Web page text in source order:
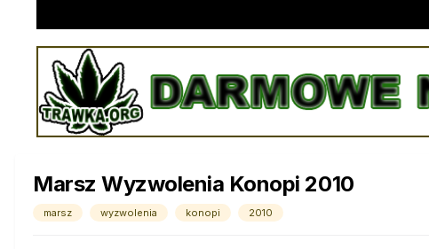
Marsz Wyzwolenia Konopi 2010
marsz wyzwolenia konopi 2010